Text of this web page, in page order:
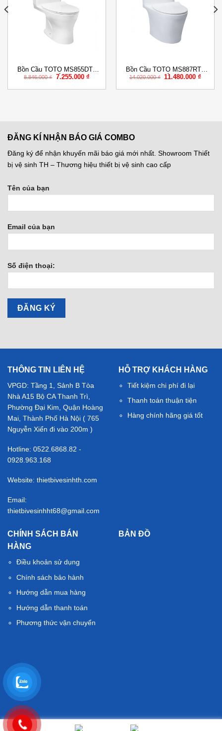
Bồn Cầu TOTO MS855DT8
Một Khối Nắp Êm TC600VS
8.846.000₫
Giá
là:
7.255.000 ₫Giá
tại
Bồn Cầu TOTO MS887RT8
Một Khối Nắp Êm TC600VS
14.020.000₫ Giá
là:
11.480.000₫
tại
ĐĂNG KÍ NHẬN BÁO GIÁ COMBO
Đăng ký để nhận khuyến mãi báo giá mới nhất. Showroom Thiết
bị vệ sinh TH – Thương hiệu thiết bị vệ sinh cao cấp
Tên của bạn
Email của bạn
Số điện thoại:
THÔNG TIN LIÊN HỆ
VPGD: Tầng 1, Sảnh B Tòa
Nhà A15 Bộ CA Thanh Trì,
Phường Đại Kim, Quận Hoàng
Mai, Thành Phố Hà Nội ( 765
Nguyễn Xiển đi vào 200m )
Hotline: 0522.6868.82 -
0928.963.168
Website: thietbivesinhth.com
Email:
thietbivesinhht68@gmail.com
HỖ TRỢ KHÁCH HÀNG
Tiết kiệm chi phí đi lại
Thanh toán thuận tiện
Hàng chính hãng giá tốt
CHÍNH SÁCH BÁN
HÀNG
Điều khoản sử dụng
Chính sách bảo hành
Hướng dẫn mua hàng
Hướng dẫn thanh toán
Phương thức vận chuyển
BẢN ĐỒ